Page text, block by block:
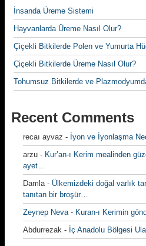
İnsanda Üreme Sistemi
Hayvanlarda Üreme Nasıl Olur?
Çiçekli Bitkilerde Polen ve Yumurta
Çiçekli Bitkilerde Üreme Nasıl Olur?
Tohumsuz Bitkilerde ve
Recent Comments
recaı ayvaz - İyon ve İyonlaşma
arzu - Kur’an-ı Kerim mealinden
ayet…
Damla- Ülkemizdeki doğal varlık
tanıtan bir broşür…
Zeynep Neva- Kuran-ı Kerimin
Abdurrezak - İç Anadolu Bölgesi